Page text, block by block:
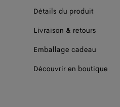
Détails du produit
Livraison & retours
Emballage cadeau
Découvrir en boutique